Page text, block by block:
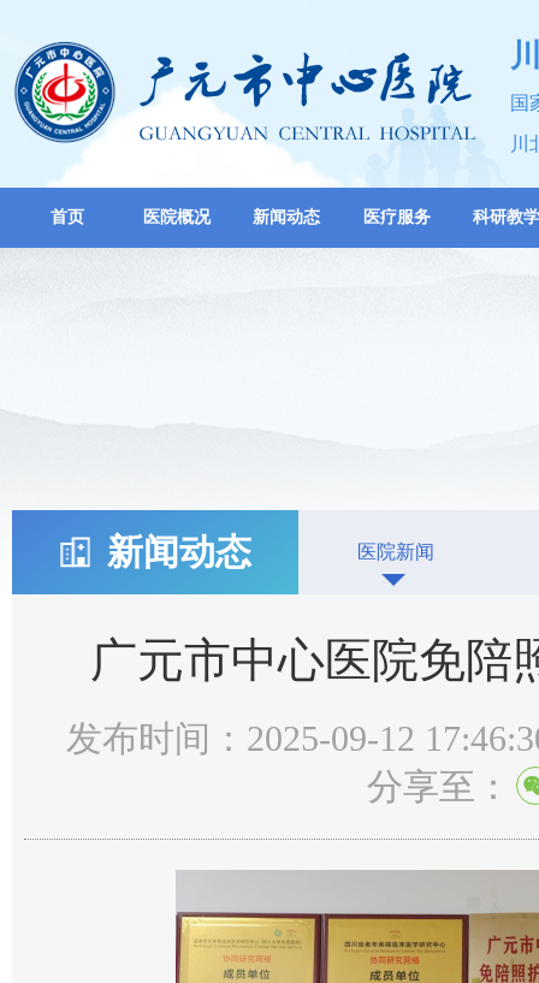
国
川
首页 医院概况 新闻动态 医疗服务 科研教学
新闻动态 医院新闻
广元市中心医院免陪
发布时间：2025-09-12
分享至：